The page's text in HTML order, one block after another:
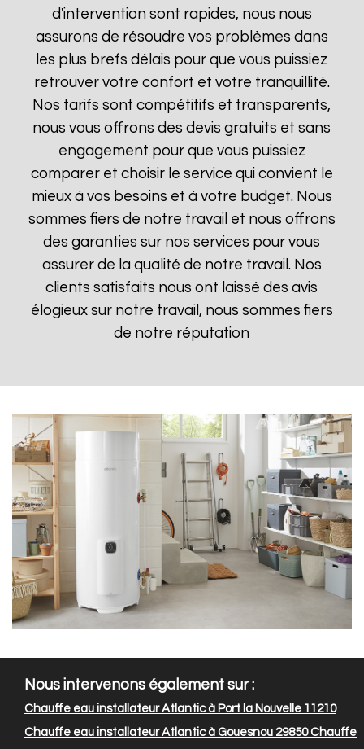
d'intervention sont rapides, nous nous
assurons de résoudre vos problèmes dans
les plus brefs délais pour que vous puissiez
retrouver votre confort et votre tranquillité.
Nos tarifs sont compétitifs et transparents,
nous vous offrons des devis gratuits et sans
engagement pour que vous puissiez
comparer et choisir le service qui convient le
mieux à vos besoins et à votre budget. Nous
sommes fiers de notre travail et nous offrons
des garanties sur nos services pour vous
assurer de la qualité de notre travail. Nos
clients satisfaits nous ont laissé des avis
élogieux sur notre travail, nous sommes fiers
de notre réputation
Nous intervenons également sur :
Chauffe eau installateur Atlantic à Port la Nouvelle 11210
Chauffe eau installateur Atlantic à Gouesnou 29850Chauffe